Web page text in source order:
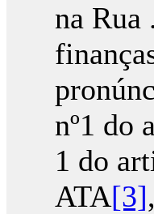
na Rua
nº1 do
1 do
ATA[3]